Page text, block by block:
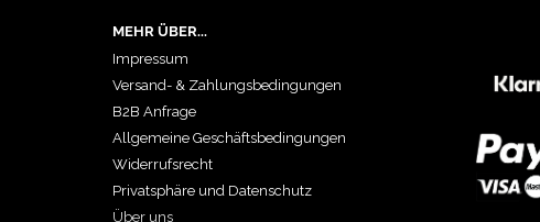
MEHR ÜBER...
Impressum
Versand- & Zahlungsbedingungen
B2B Anfrage
Allgemeine Geschäftsbedingungen
Widerrufsrecht
Privatsphäre und Datenschutz
Über uns